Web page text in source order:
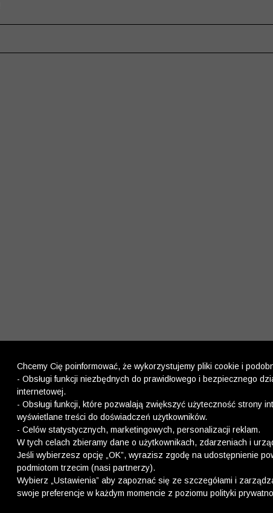
Chcemy Cię poinformować, że wykorzystujemy pliki cookie i
- Obsługi funkcji niezbędnych do prawidłowego i bezpiecznego
internetowej.
- Obsługi funkcji, które pozwalają zwiększyć użyteczność strony
wyświetlane treści do doświadczeń użytkowników.
- Celów statystycznych, marketingowych, personalizacji reklam.
W tych celach zbieramy dane o użytkownikach, zdarzeniach i
Jeśli wybierzesz opcję „OK”, wyrazisz zgodę na udostępnienie
podmiotom trzecim (nasi partnerzy).
Wybierz „Ustawienia” aby zapoznać się ze szczegółami i
swoje preferencje w każdym momencie z poziomu polityki